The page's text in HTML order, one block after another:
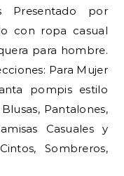
con ropa casual
para hombre.
Para Mujer
pompis estilo
Pantalones,
Casuales y
Sombreros,